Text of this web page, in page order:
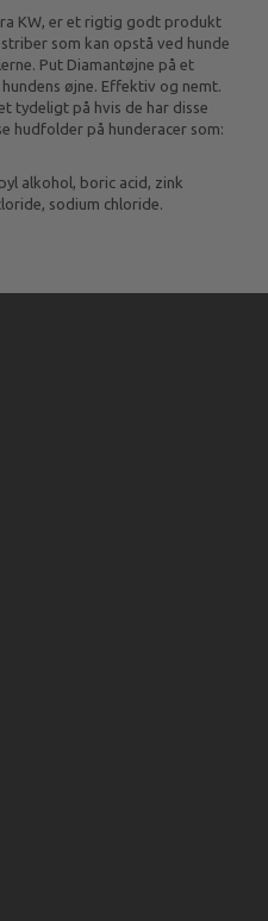
KW, er et rigtig godt produkt
som kan opstå ved hunde
Put Diamantøjne på et
øjne. Effektiv og nemt.
tydeligt på hvis de har disse
hudfolder på hunderacer som:
alkohol, boric acid, zink
sodium chloride.